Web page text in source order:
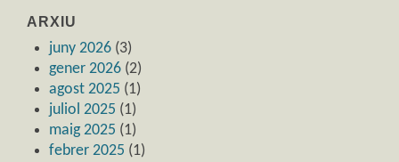
ARXIU
juny 2026 (3)
gener 2026 (2)
agost 2025 (1)
juliol 2025 (1)
maig 2025 (1)
febrer 2025 (1)